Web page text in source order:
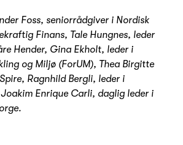
Foss, seniorrådgiver i Nordisk
Finans, Tale Hungnes, leder
Hender, Gina Ekholt, leder i
og Miljø (ForUM), Thea Birgitte
Ragnhild Bergli, leder i
Joakim Enrique Carli, daglig leder i